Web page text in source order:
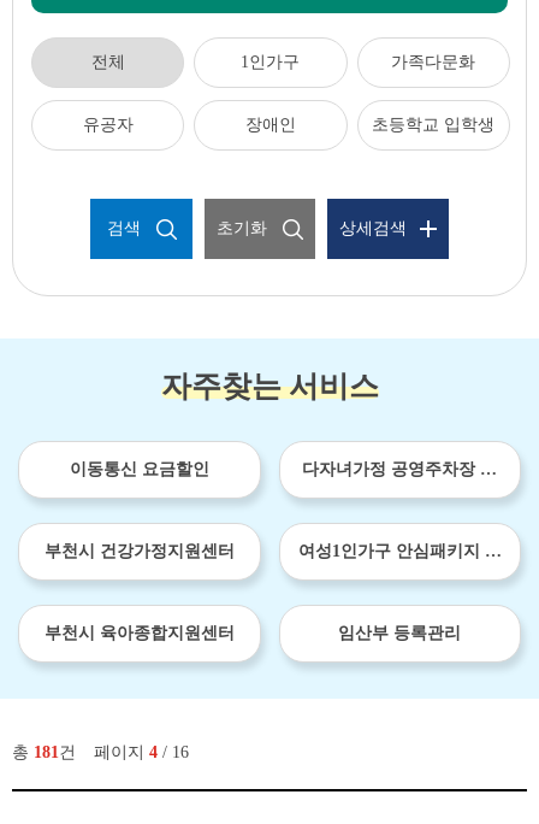
전체 1인가구 가족다문화
유공자 장애인 초등학교 입학생
검색 초기화 상세검색
자주찾는 서비스
이동통신 요금할인
다자녀가정 공영주차장 이
부천시 건강가정지원센터
여성1인가구 안심패키지 보
부천시 육아종합지원센터 임산부 등록관리
총 181건 페이지 4 / 16